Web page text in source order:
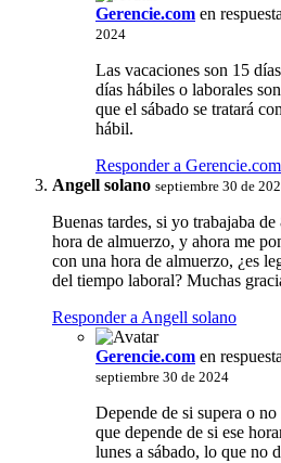
Gerencie.com en
2024
Las vacaciones son 15
días hábiles o laborales
que el sábado se tratará
hábil.
Responder a Gerencie.com
Angell solano septiembre 30 de
Buenas tardes, si yo trabajaba
hora de almuerzo, y ahora me
con una hora de almuerzo, ¿es
del tiempo laboral? Muchas
Responder a Angell solano
Gerencie.com en
septiembre 30 de 2024
Depende de si supera o
que depende de si ese
lunes a sábado, lo que no